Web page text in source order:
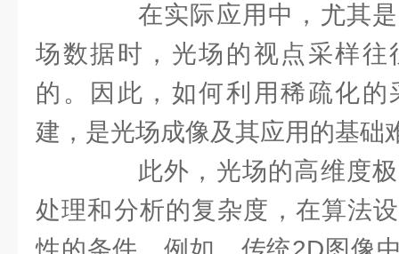
在实际应用中，尤其是
场数据时，光场的视点采样往
的。因此，如何利用稀疏化
建，是光场成像及其应用的基础
此外，光场的高维度极
处理和分析的复杂度，在算法